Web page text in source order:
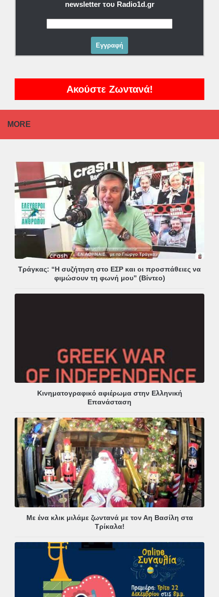
newsletter του Radio1d.gr
Ακούστε Ζωντανά!
MORE
Τράγκας: “Η συζήτηση στο ΕΣΡ και οι προσπάθειες να
φιμώσουν τη φωνή μου” (Βίντεο)
Κινηματογραφικό αφιέρωμα στην Ελληνική
Επανάσταση
Με ένα κλικ μιλάμε ζωντανά με τον Αη Βασίλη στα
Τρίκαλα!